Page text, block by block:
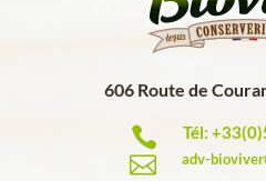
606 Route de
 Tél:
 adv-